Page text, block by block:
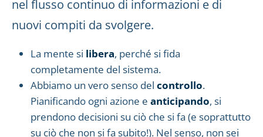
nel flusso continuo di informazioni e di
nuovi compiti da svolgere.
La mente si libera, perché si fida
completamente del sistema.
Abbiamo un vero senso del controllo.
Pianificando ogni azione e anticipando, si
prendono decisioni su ciò che si fa (e soprattutto
su ciò che non si fa subito!). Nel senso, non sei